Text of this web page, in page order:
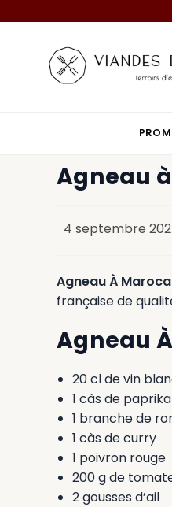
Agneau
4 septembre
Agneau À
française de
Agneau
20 cl de vin
1 càs de paprika
1 branche de
1 càs de curry
1 poivron rouge
200 g de
2 gousses d’ail